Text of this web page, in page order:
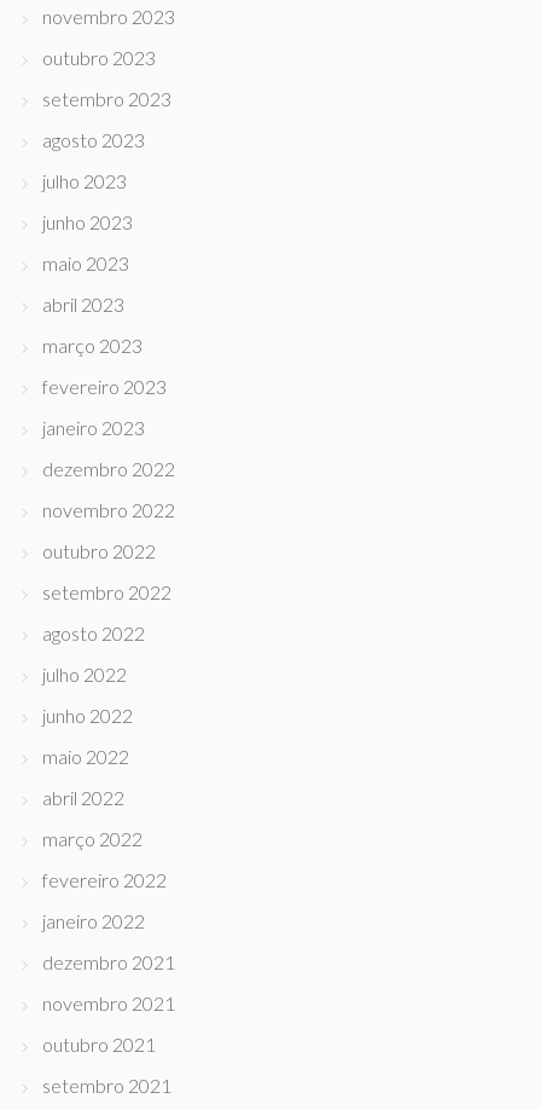
novembro 2023
outubro 2023
setembro 2023
agosto 2023
julho 2023
junho 2023
maio 2023
abril 2023
março 2023
fevereiro 2023
janeiro 2023
dezembro 2022
novembro 2022
outubro 2022
setembro 2022
agosto 2022
julho 2022
junho 2022
maio 2022
abril 2022
março 2022
fevereiro 2022
janeiro 2022
dezembro 2021
novembro 2021
outubro 2021
setembro 2021